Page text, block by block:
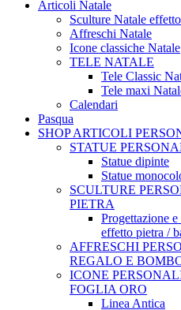
Articoli Natale
Sculture Natale
Affreschi Natale
Icone classiche Natale
TELE NATALE
Tele Classic
Tele maxi
Calendari
Pasqua
SHOP ARTICOLI
STATUE
Statue dipinte
Statue
SCULTURE
PIETRA
Progettazione
effetto pietra /
AFFRESCHI
REGALO E
ICONE
FOGLIA ORO
Linea Antica